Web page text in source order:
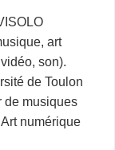
art
son).
de Toulon
de musiques
numérique